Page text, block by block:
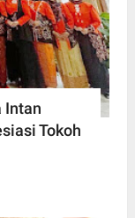
Intan
Tokoh